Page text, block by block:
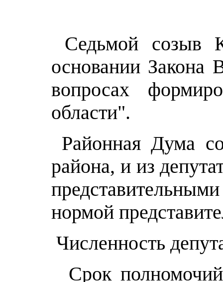
Седьмой созыв
основании Закона
вопросах
области".
Районная Дума
района, и из
нормой
Численность
Срок полномочий